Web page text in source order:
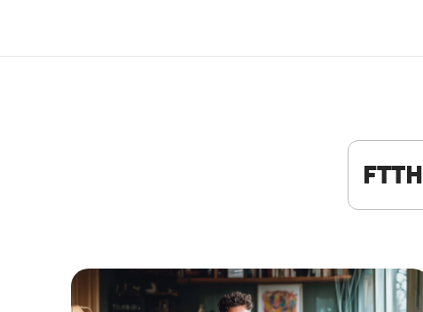
FTTH